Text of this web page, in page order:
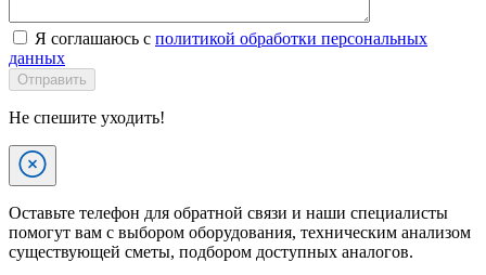
Я соглашаюсь с политикой обработки персональных
данных
Отправить
Не спешите уходить!
Оставьте телефон для обратной связи и наши специалисты
помогут вам с выбором оборудования, техническим анализом
существующей сметы, подбором доступных аналогов.